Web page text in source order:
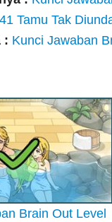
Tamu Tak
: Kunci Jawaban
Brain Out Level